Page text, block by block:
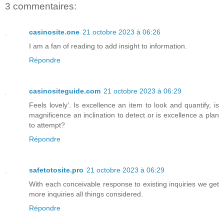
3 commentaires:
casinosite.one 21 octobre 2023 à 06:26
I am a fan of reading to add insight to information.
Répondre
casinositeguide.com 21 octobre 2023 à 06:29
Feels lovely'. Is excellence an item to look and quantify, is
magnificence an inclination to detect or is excellence a plan
to attempt?
Répondre
safetotosite.pro 21 octobre 2023 à 06:29
With each conceivable response to existing inquiries we get
more inquiries all things considered.
Répondre